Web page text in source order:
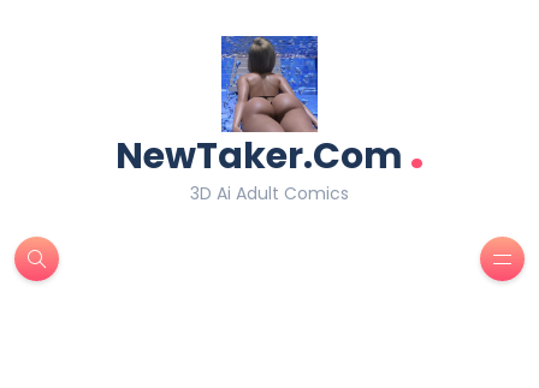
NewTaker.Com .
3D Ai Adult Comics